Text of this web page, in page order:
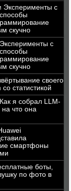
Эксперименты с
скучно
Эксперименты с
скучно
своего
статистикой
Как я собрал LLM-
на что она
смартфоны
боты,
по фото в